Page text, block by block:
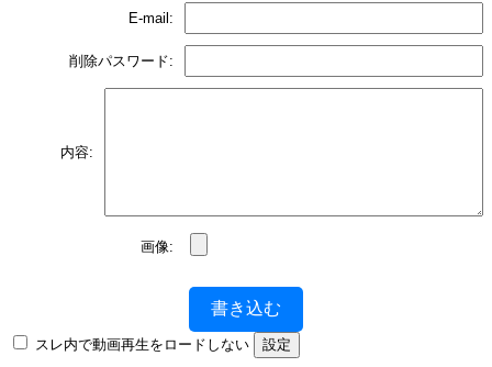
E-mail:
削除パスワード:
内容:
画像:
書き込む
スレ内で動画再生をロードしない